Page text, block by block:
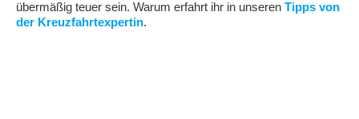
übermäßig teuer sein. Warum erfahrt ihr in unseren Tipps von
der Kreuzfahrtexpertin.